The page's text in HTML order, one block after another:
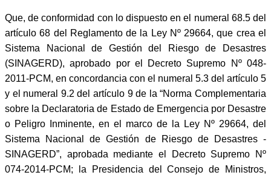
Que, de conformidad con lo dispuesto en el numeral 68.5 del
artículo 68 del Reglamento de la Ley Nº 29664, que crea el
Sistema Nacional de Gestión del Riesgo de Desastres
(SINAGERD), aprobado por el Decreto Supremo Nº 048-
2011-PCM, en concordancia con el numeral 5.3 del artículo 5
y el numeral 9.2 del artículo 9 de la “Norma Complementaria
sobre la Declaratoria de Estado de Emergencia por Desastre
o Peligro Inminente, en el marco de la Ley Nº 29664, del
Sistema Nacional de Gestión de Riesgo de Desastres -
SINAGERD”, aprobada mediante el Decreto Supremo Nº
074-2014-PCM; la Presidencia del Consejo de Ministros,